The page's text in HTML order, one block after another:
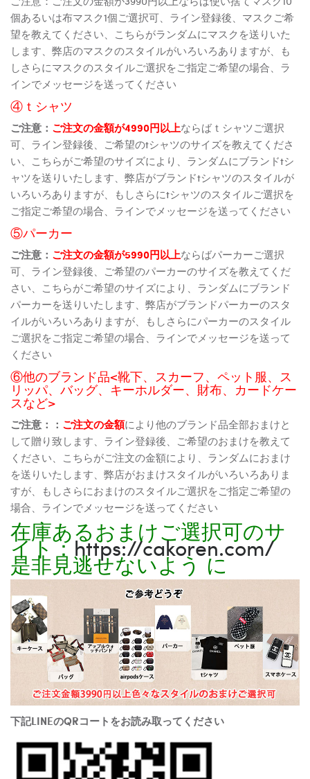
個あるいは布マスク1個ご選択可、ライン登録後、マスクご希
望を教えてください、こちらがランダムにマスクを送りいた
します、弊店のマスクのスタイルがいろいろありますが、も
しさらにマスクのスタイルご選択をご指定ご希望の場合、ラ
インでメッセージを送ってください
④ｔシャツ
ご注意： ご注文の金額が4990円以上ならばｔシャツご選択
可、ライン登録後、ご希望のtシャツのサイズを教えてくださ
い、こちらがご希望のサイズにより、ランダムにブランドtシ
ャツを送りいたします、弊店がブランドtシャツのスタイルが
いろいろありますが、もしさらにtシャツのスタイルご選択を
ご指定ご希望の場合、ラインでメッセージを送ってください
⑤パーカー
ご注意： ご注文の金額が5990円以上ならばパーカーご選択
可、ライン登録後、ご希望のパーカーのサイズを教えてくだ
さい、こちらがご希望のサイズにより、ランダムにブランド
パーカーを送りいたします、弊店がブランドパーカーのスタ
イルがいろいろありますが、もしさらにパーカーのスタイル
ご選択をご指定ご希望の場合、ラインでメッセージを送って
ください
⑥他のブランド品<靴下、スカーフ、ペット服、ス
リッパ、バッグ、キーホルダー、財布、カードケー
スなど>
ご注意：： ご注文の金額により他のブランド品全部おまけと
して贈り致します、ライン登録後、ご希望のおまけを教えて
ください、こちらがご注文の金額により、ランダムにおまけ
を送りいたします、弊店がおまけスタイルがいろいろありま
すが、もしさらにおまけのスタイルご選択をご指定ご希望の
場合、ラインでメッセージを送ってください
在庫あるおまけご選択可のサ
イト：https://cakoren.com/
是非見逃せないよう に
下記LINEのQRコートをお読み取ってください